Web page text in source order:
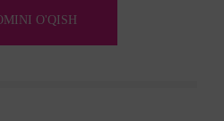
O'QISH